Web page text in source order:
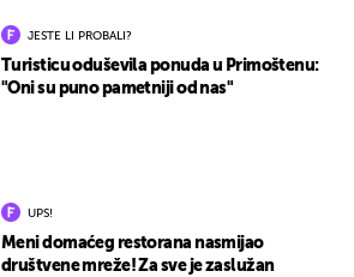
JESTE LI PROBALI?
Turisticu oduševila ponuda u Primoštenu:
"Oni su puno pametniji od nas"
UPS!
Meni domaćeg restorana nasmijao
društvene mreže! Za sve je zaslužan